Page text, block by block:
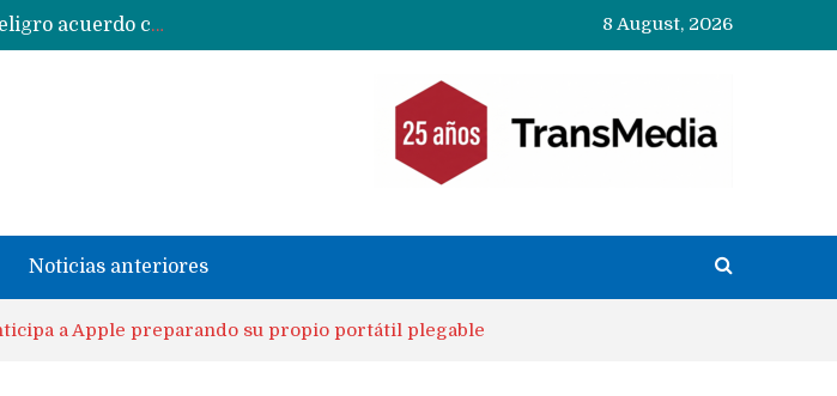
CXMT le dice NO a la venta de sus memorias a Apple y dará prioridad a Huawei y Xiaomi
Sailfish OS la «joya» de sistema operativo que Europa planea financiar para competir contra Android, iOS y HarmonyOS
8 August, 2026
Noticias anteriores
a Apple preparando su propio portátil plegable